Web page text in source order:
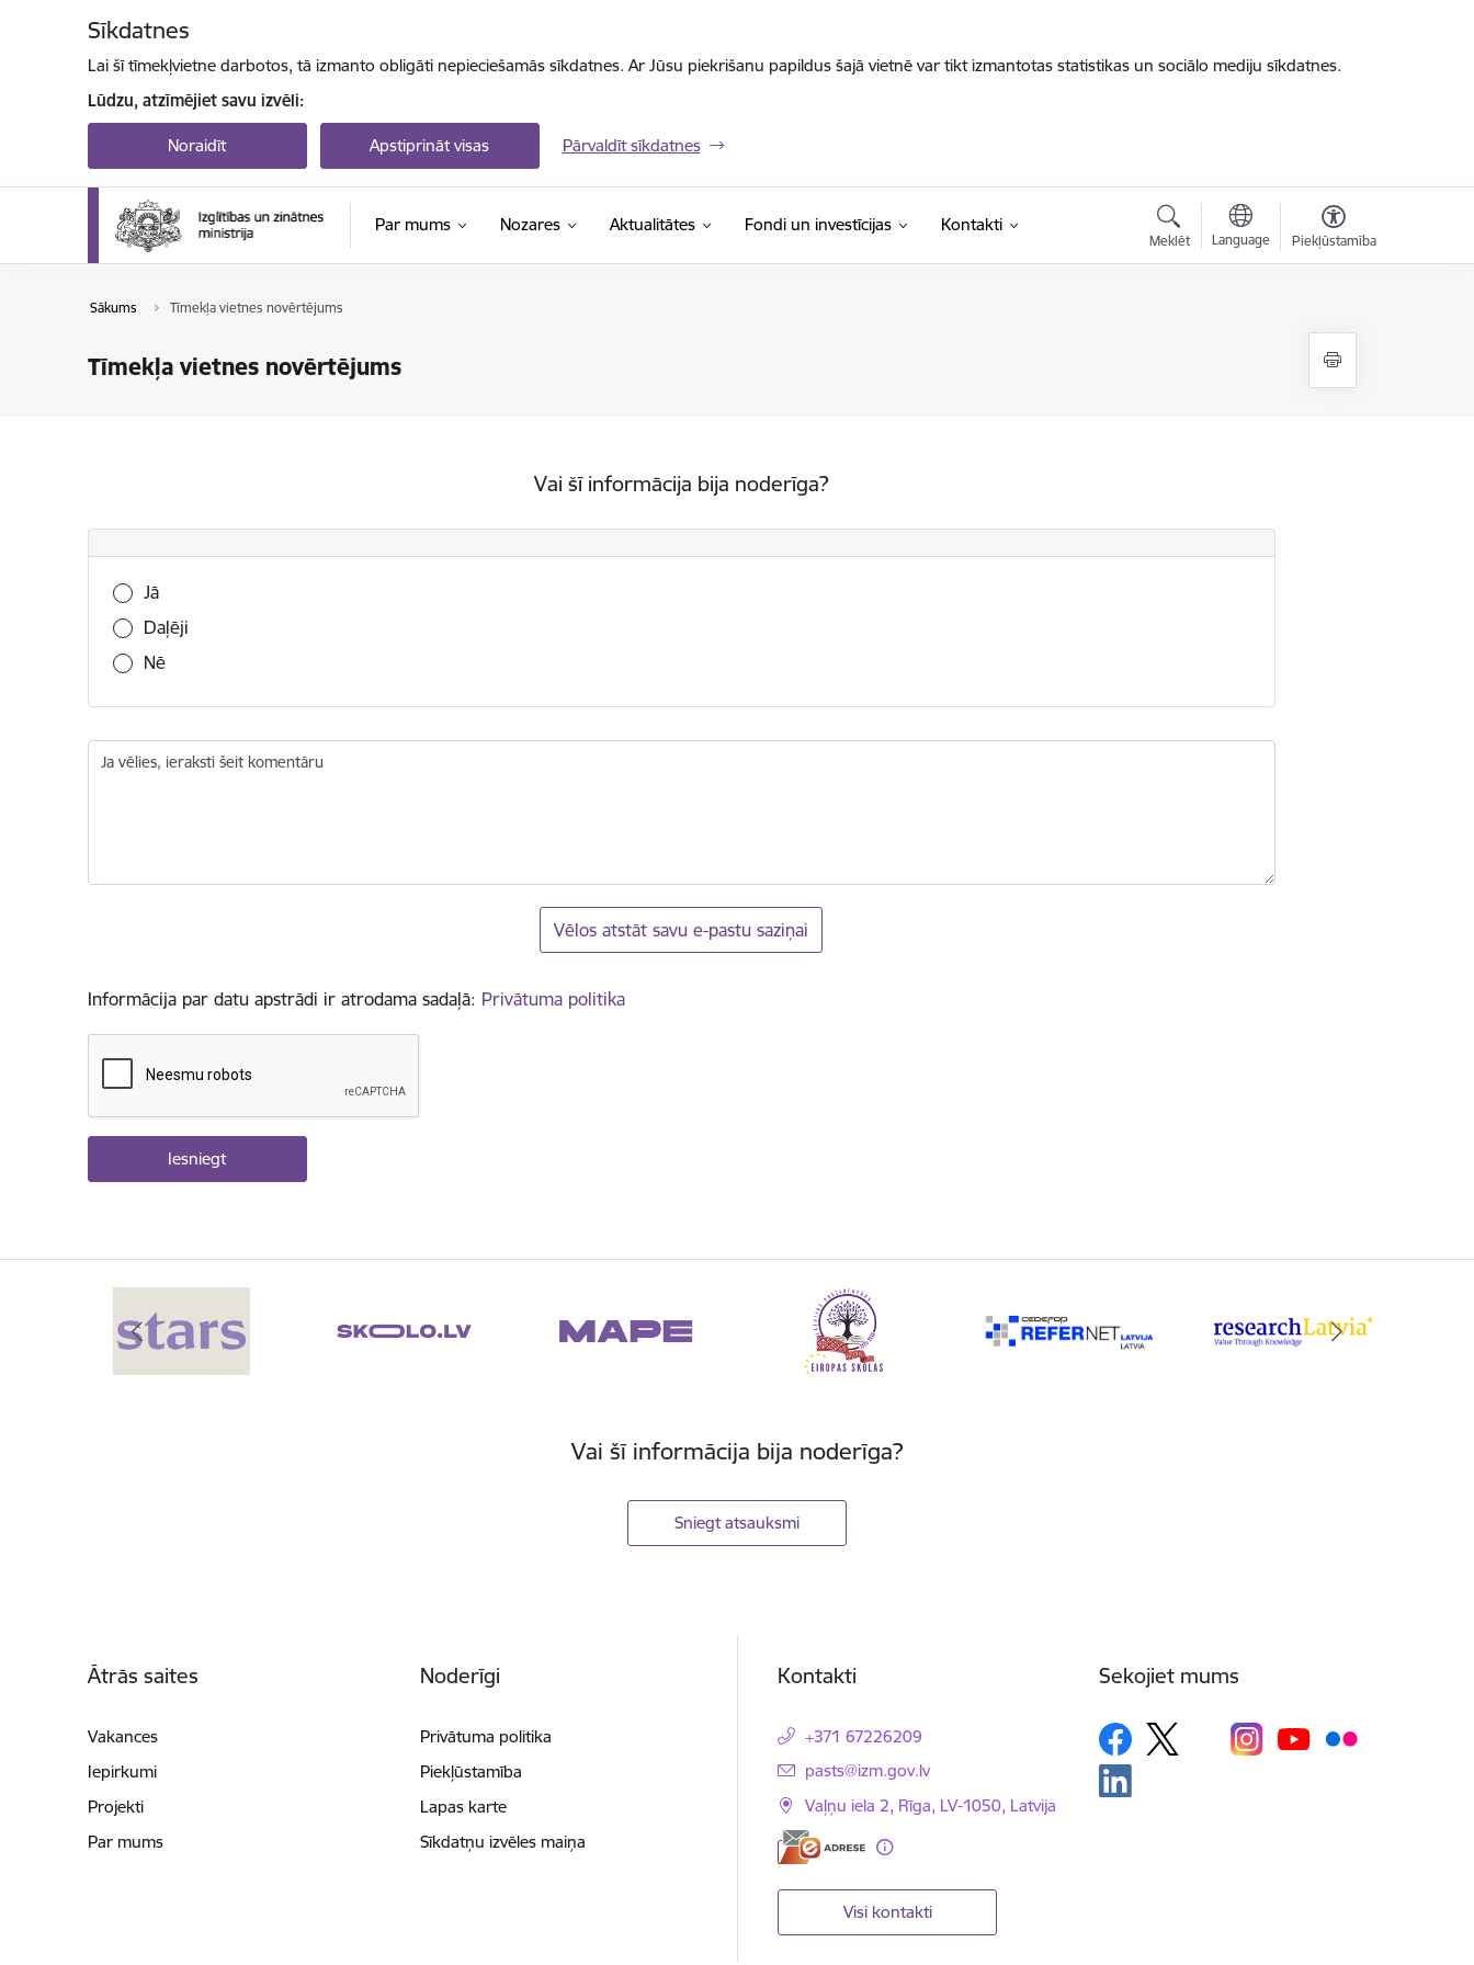
Sīkdatnes
Lai šī tīmekļvietne darbotos, tā izmanto obligāti nepieciešamās sīkdatnes. Ar Jūsu piekrišanu papildus šajā vietnē var tikt izmantotas statistikas un sociālo mediju sīkdatnes.
Lūdzu, atzīmējiet savu izvēli:
Noraidīt Apstiprināt visas Pārvaldīt sīkdatnes
Par mums Nozares Aktualitātes Fondi un investīcijas Kontakti
Meklēt Language Piekļūstamība
Sākums Tīmekļa vietnes novērtējums
Tīmekļa vietnes novērtējums
Vai šī informācija bija noderīga?
Vai šī informācija bija noderīga?
Jā
Daļēji
Nē
Ja vēlies, ieraksti šeit komentāru
Vēlos atstāt savu e-pastu saziņai
Informācija par datu apstrādi ir atrodama sadaļā: Privātuma politika
Vai šī informācija bija noderīga?
Sniegt atsauksmi
Ātrās saites
Vakances
Iepirkumi
Projekti
Par mums
Noderīgi
Privātuma politika
Piekļūstamība
Lapas karte
Sīkdatņu izvēles maiņa
Kontakti
+371 67226209
E-pasts:
pasts@izm.gov.lv
Vaļņu iela 2, Rīga, LV-1050, Latvija
Visi kontakti
Sekojiet mums